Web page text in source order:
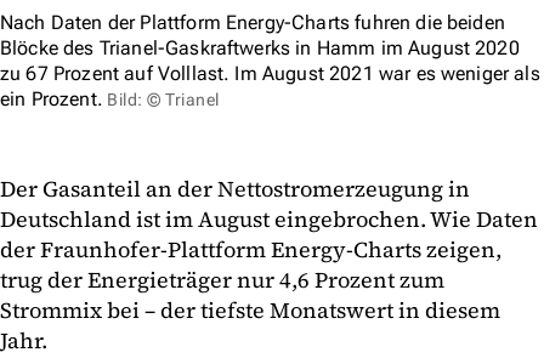
Nach Daten der Plattform Energy-Charts fuhren die beiden
Blöcke des Trianel-Gaskraftwerks in Hamm im August 2020
zu 67 Prozent auf Volllast. Im August 2021 war es weniger als
ein Prozent. Bild: © Trianel
Der Gasanteil an der Nettostromerzeugung in
Deutschland ist im August eingebrochen. Wie Daten
der Fraunhofer-Plattform Energy-Charts zeigen,
trug der Energieträger nur 4,6 Prozent zum
Strommix bei – der tiefste Monatswert in diesem
Jahr.